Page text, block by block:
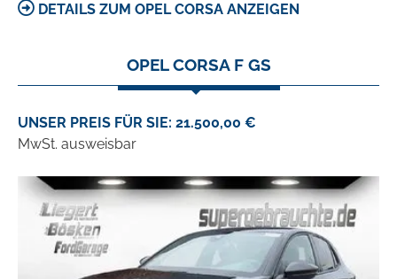
DETAILS ZUM OPEL CORSA ANZEIGEN
OPEL CORSA F GS
UNSER PREIS FÜR SIE: 21.500,00 €
MwSt. ausweisbar